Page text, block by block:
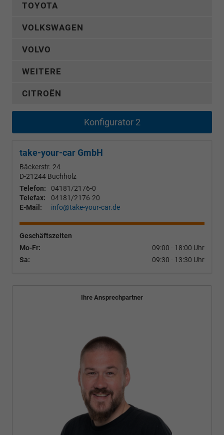
TOYOTA
VOLKSWAGEN
VOLVO
WEITERE
CITROËN
Konfigurator 2
take-your-car GmbH
Bäckerstr. 24
D-21244 Buchholz
Telefon:
04181/2176-0
Telefax:
04181/2176-20
E-Mail:
info@take-your-car.de
Geschäftszeiten
Mo-Fr:
09:00 - 18:00 Uhr
Sa:
09:30 - 13:30 Uhr
Ihre Ansprechpartner